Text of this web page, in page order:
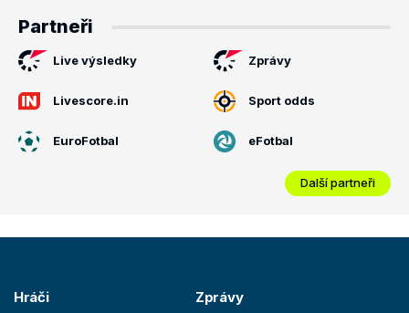
Partneři
Live výsledky Zprávy
Livescore.in Sport odds
EuroFotbal eFotbal
Další partneři
Hráči Zprávy